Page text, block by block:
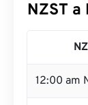
NZST a
12:00 am